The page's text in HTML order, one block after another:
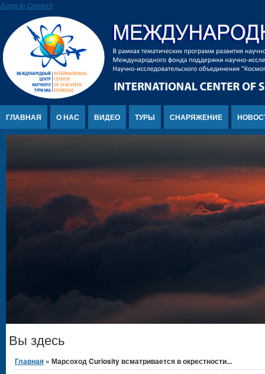
Jump to Content
ГЛАВНАЯ О НАС ВИДЕО ТУРЫ СНАРЯЖЕНИЕ
Вы здесь
Главная » Марсоход Curiosity всматривается в окрестности...